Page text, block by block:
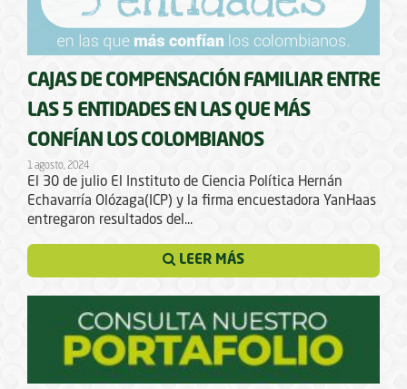
CAJAS DE COMPENSACIÓN FAMILIAR ENTRE
LAS 5 ENTIDADES EN LAS QUE MÁS
CONFÍAN LOS COLOMBIANOS
1 agosto, 2024
El 30 de julio El Instituto de Ciencia Política Hernán
Echavarría Olózaga(ICP) y la firma encuestadora YanHaas
entregaron resultados del...
LEER MÁS